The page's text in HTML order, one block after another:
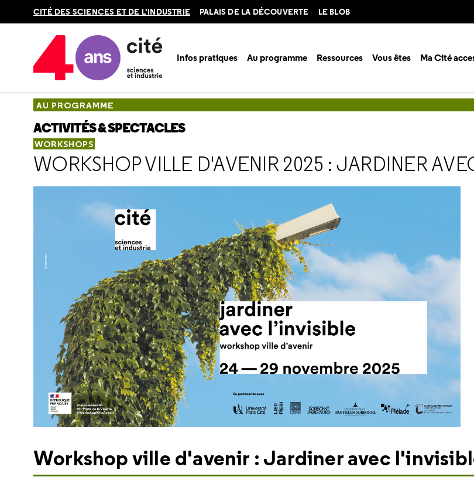
CITÉ DES SCIENCES ET DE L'INDUSTRIE PALAIS DE LA DÉCOUVERTE LE BLOB
Infos pratiques Au programme Ressources Vous êtes Ma Cité
Accueil Au programme
AU PROGRAMME
ACTIVITÉS & SPECTACLES
WORKSHOPS
WORKSHOP VILLE D'AVENIR 2025 : JARDINER
Workshop ville d'avenir : Jardiner avec